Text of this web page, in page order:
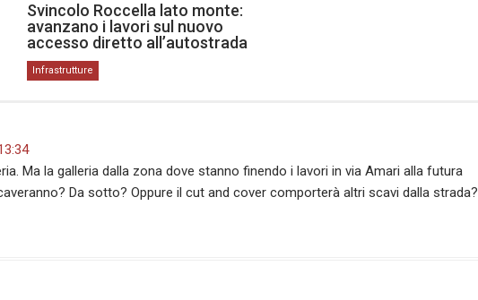
Svincolo Roccella lato monte:
avanzano i lavori sul nuovo
accesso diretto all’autostrada
Infrastrutture
Ma la galleria dalla zona dove stanno finendo i lavori in via Amari alla futura
Da sotto? Oppure il cut and cover comporterà altri scavi dalla strada?